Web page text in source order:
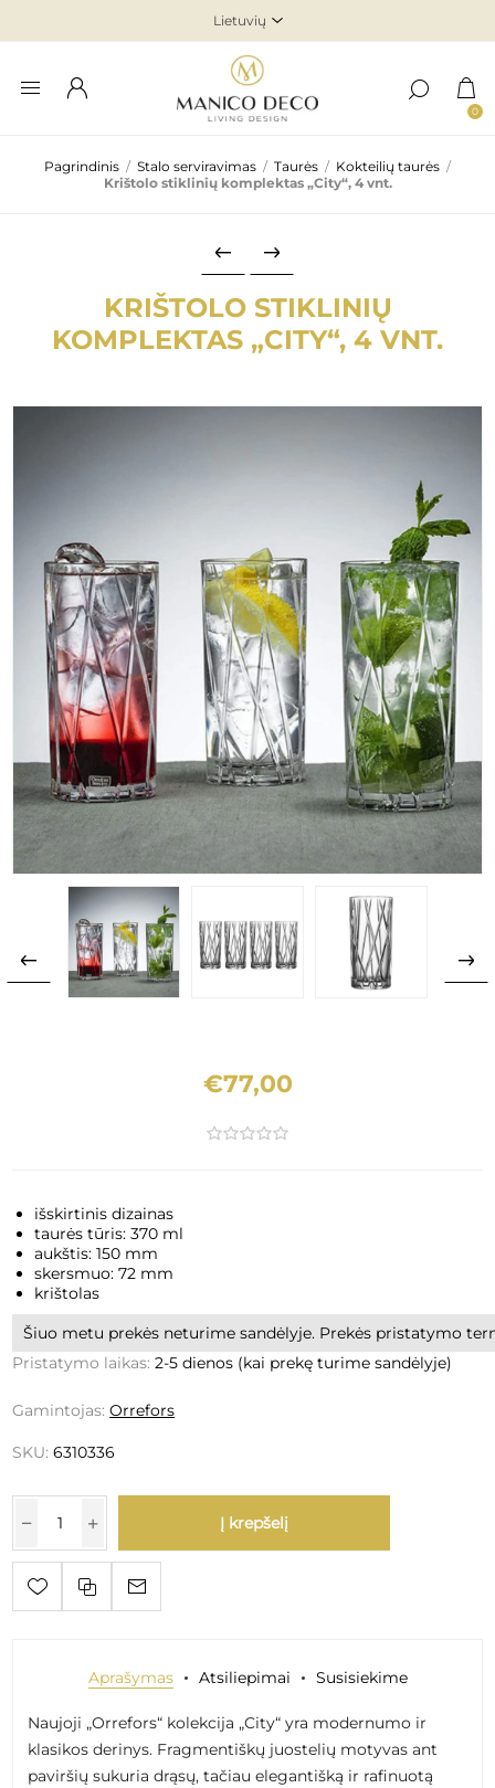
0
Pagrindinis / Stalo serviravimas / Taurės / Kokteilių taurės /
Krištolo stiklinių komplektas „City“, 4 vnt.
KRIŠTOLO STIKLINIŲ
KOMPLEKTAS „CITY“, 4 VNT.
€77,00
išskirtinis dizainas
taurės tūris: 370 ml
aukštis: 150 mm
skersmuo: 72 mm
krištolas
Šiuo metu prekės neturime sandėlyje. Prekės pristatymo
Pristatymo laikas: 2-5 dienos (kai prekę turime sandėlyje)
Gamintojas: Orrefors
SKU: 6310336
Į krepšelį
Aprašymas Atsiliepimai Susisiekime
Naujoji „Orrefors“ kolekcija „City“ yra modernumo ir
klasikos derinys. Fragmentiškų juostelių motyvas ant
paviršių sukuria drąsų, tačiau elegantišką ir rafinuotą